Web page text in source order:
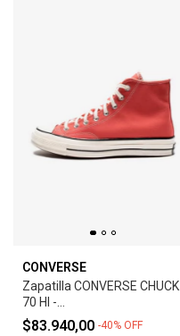
CONVERSE
Zapatilla CONVERSE CHUCK
70 HI -
RHUBARB/EGRET/BLACK
$83.940,00 -40% OFF